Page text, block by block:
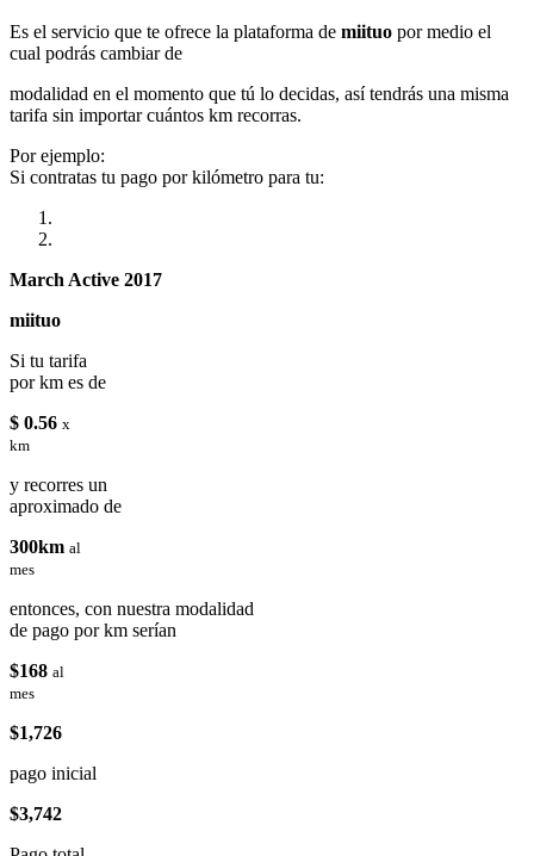
Es el servicio que te ofrece la plataforma de miituo por medio el
cual podrás cambiar de
modalidad en el momento que tú lo decidas, así tendrás una misma
tarifa sin importar cuántos km recorras.
Por ejemplo:
Si contratas tu pago por kilómetro para tu:
March Active 2017
miituo
Si tu tarifa
por km es de
$ 0.56 x
km
y recorres un
aproximado de
300km al
mes
entonces, con nuestra modalidad
de pago por km serían
$168 al
mes
$1,726
pago inicial
$3,742